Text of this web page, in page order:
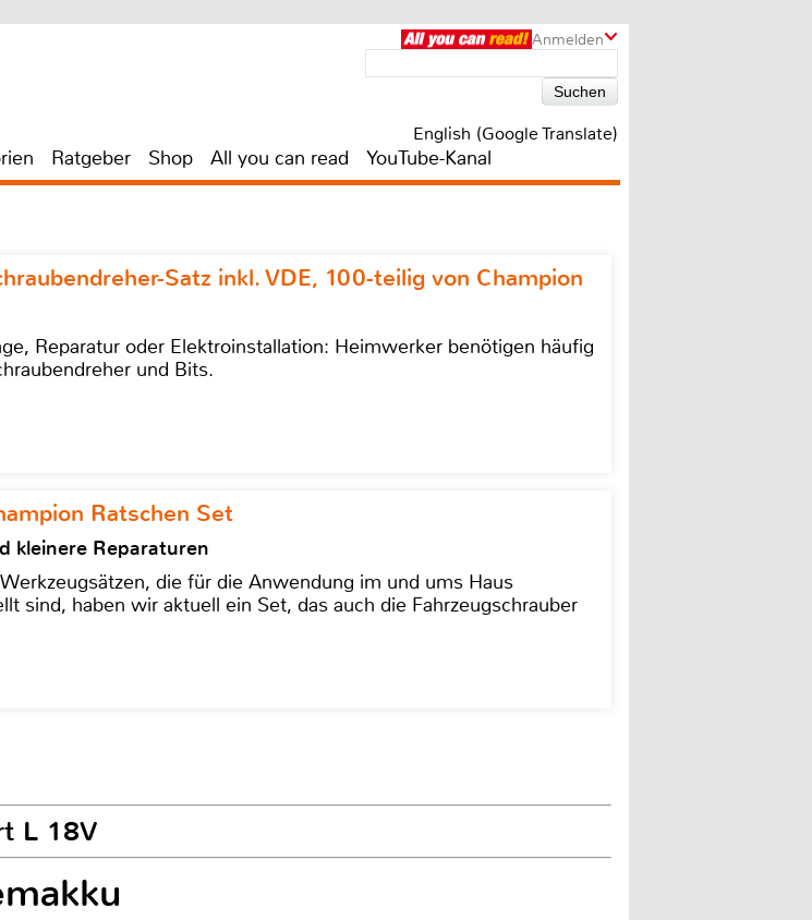
Anmelden
English (Google Translate)
Ratgeber Shop All you can read YouTube-Kanal
Satz inkl. VDE, 100-teilig von Champion
Reparatur oder Elektroinstallation: Heimwerker benötigen häufig
und Bits.
Ratschen Set
kleinere Reparaturen
die für die Anwendung im und ums Haus
sind, haben wir aktuell ein Set, das auch die Fahrzeugschrauber
L 18V